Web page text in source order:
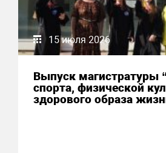
15 июля 2026
Выпуск магистратуры
спорта, физической
здорового образа